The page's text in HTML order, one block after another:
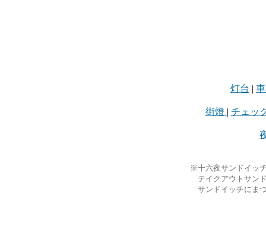
灯台 |
街燈 | チェッ
※十六夜サンドイッ
テイクアウトサン
サンドイッチにま